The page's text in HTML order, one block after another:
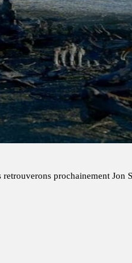
prochainement Jon